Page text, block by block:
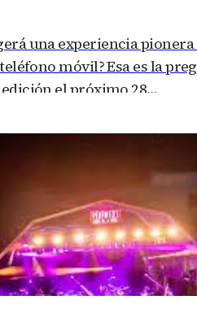
una experiencia
móvil? Esa es la
el próximo 28…